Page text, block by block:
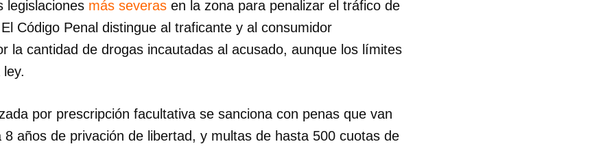
legislaciones más severas en la zona para penalizar el tráfico de
Código Penal distingue al traficante y al consumidor
la cantidad de drogas incautadas al acusado, aunque los límites
por prescripción facultativa se sanciona con penas que van
años de privación de libertad, y multas de hasta 500 cuotas de